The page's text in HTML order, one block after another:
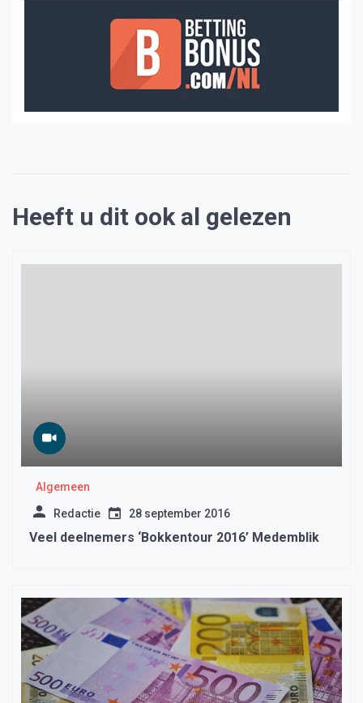
Heeft u dit ook al gelezen
Algemeen
Redactie 28 september 2016
Veel deelnemers ‘Bokkentour 2016’ Medemblik